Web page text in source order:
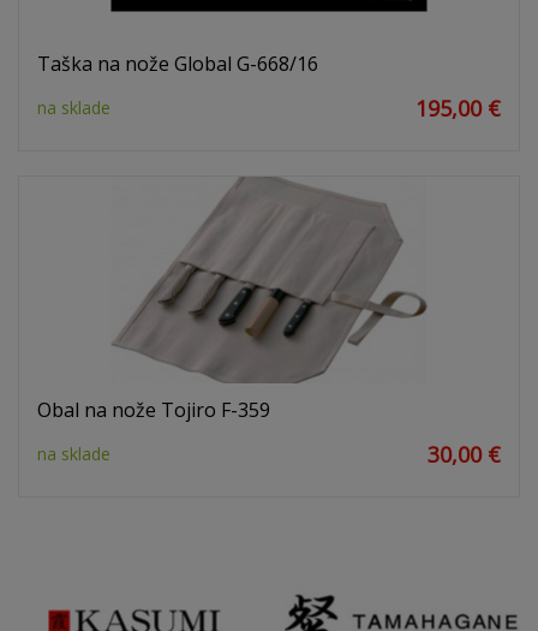
Taška na nože Global G-668/16
na sklade 195,00 €
Obal na nože Tojiro F-359
na sklade 30,00 €